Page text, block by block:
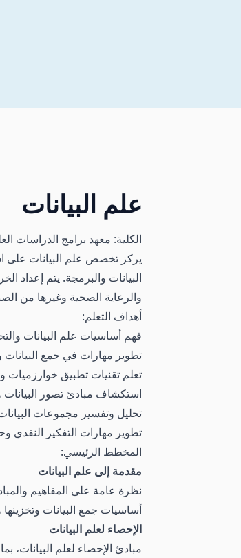
علم البيانات
الكلية: معهد برامج الدراسات
يركز تخصص علم البيانات على
البيانات والبرمجة. يتم إعداد
والرعاية الصحية وغيرها من
أهداف التعلم:
فهم أساسيات علم البيانات
تطوير مهارات في جمع البيانات
تعلم تقنيات تطبيق خوارزميات
استكشاف مبادئ تصور
تحليل وتفسير مجموعات
تطوير مهارات التفكير النقدي
المخطط الرئيسي:
مقدمة إلى علم البيانات
نظرة عامة على المفاهيم
أساسيات جمع البيانات وتخزينها
الإحصاء لعلم البيانات
مبادئ الإحصاء لعلم البيانات،